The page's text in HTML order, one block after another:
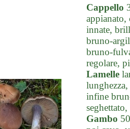
Cappello
appianato,
innate,
bruno-
bruno-
regolare,
Lamelle
infine
Gambo